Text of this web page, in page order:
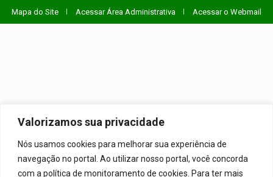
Valorizamos sua privacidade
Nós usamos cookies para melhorar sua experiência de
navegação no portal. Ao utilizar nosso portal, você concorda
com a política de monitoramento de cookies. Para ter mais
Mapa do Site Acessar Área Administrativa Acessar o Webmail